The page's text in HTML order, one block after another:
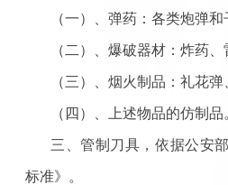
（一）、弹药：各类炮弹和
（二）、爆破器材：炸药、
（三）、烟火制品：礼花弹
（四）、上述物品的仿制品
三、管制刀具，依据公安
标准》。